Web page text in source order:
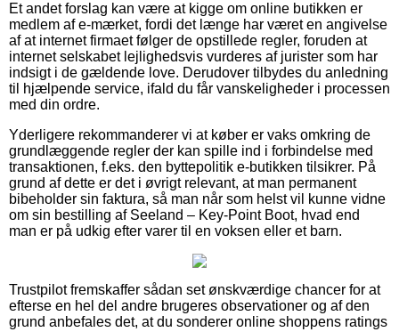
Et andet forslag kan være at kigge om online butikken er
medlem af e-mærket, fordi det længe har været en angivelse
af at internet firmaet følger de opstillede regler, foruden at
internet selskabet lejlighedsvis vurderes af jurister som har
indsigt i de gældende love. Derudover tilbydes du anledning
til hjælpende service, ifald du får vanskeligheder i processen
med din ordre.
Yderligere rekommanderer vi at køber er vaks omkring de
grundlæggende regler der kan spille ind i forbindelse med
transaktionen, f.eks. den byttepolitik e-butikken tilsikrer. På
grund af dette er det i øvrigt relevant, at man permanent
bibeholder sin faktura, så man når som helst vil kunne vidne
om sin bestilling af Seeland – Key-Point Boot, hvad end
man er på udkig efter varer til en voksen eller et barn.
Trustpilot fremskaffer sådan set ønskværdige chancer for at
efterse en hel del andre brugeres observationer og af den
grund anbefales det, at du sonderer online shoppens ratings